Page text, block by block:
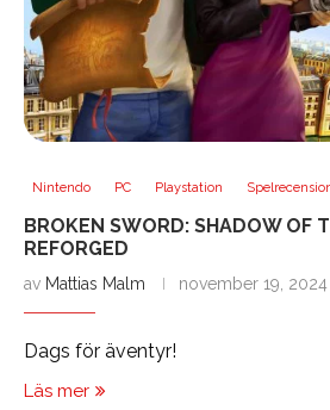
Nintendo PC Playstation
BROKEN SWORD: SHADOW OF
REFORGED
av Mattias Malm november 19, 2024
Dags för äventyr!
Läs mer